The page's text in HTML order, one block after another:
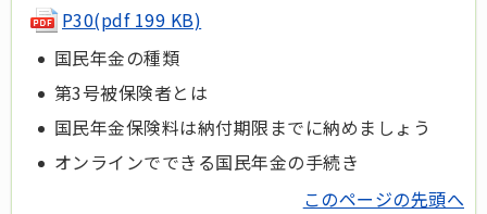
P30(pdf 199 KB)
国民年金の種類
第3号被保険者とは
国民年金保険料は納付期限までに納めましょう
オンラインでできる国民年金の手続き
このページの先頭へ